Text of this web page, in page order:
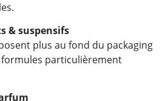
& suspensifs
plus au fond du packaging
formules particulièrement